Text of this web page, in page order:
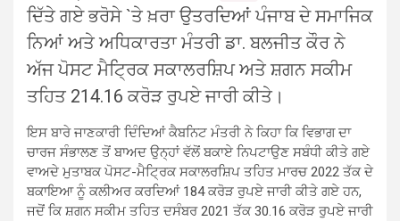
ਦਿੱਤੇ ਗਏ ਭਰੋਸੇ `ਤੇ ਖ਼ਰਾ ਉਤਰਦਿਆਂ ਪੰਜਾਬ ਦੇ ਸਮਾਜਿਕ
ਨਿਆਂ ਅਤੇ ਅਧਿਕਾਰਤਾ ਮੰਤਰੀ ਡਾ. ਬਲਜੀਤ ਕੌਰ ਨੇ
ਅੱਜ ਪੋਸਟ ਮੈਟ੍ਰਿਕ ਸਕਾਲਰਸ਼ਿਪ ਅਤੇ ਸ਼ਗਨ ਸਕੀਮ
ਤਹਿਤ 214.16 ਕਰੋੜ ਰੁਪਏ ਜਾਰੀ ਕੀਤੇ।
ਇਸ ਬਾਰੇ ਜਾਣਕਾਰੀ ਦਿੰਦਿਆਂ ਕੈਬਨਿਟ ਮੰਤਰੀ ਨੇ ਕਿਹਾ ਕਿ ਵਿਭਾਗ ਦਾ
ਚਾਰਜ ਸੰਭਾਲਣ ਤੋਂ ਬਾਅਦ ਉਨ੍ਹਾਂ ਵੱਲੋਂ ਬਕਾਏ ਨਿਪਟਾਉਣ ਸਬੰਧੀ ਕੀਤੇ ਗਏ
ਵਾਅਦੇ ਮੁਤਾਬਕ ਪੋਸਟ-ਮੈਟ੍ਰਿਕ ਸਕਾਲਰਸ਼ਿਪ ਤਹਿਤ ਮਾਰਚ 2022 ਤੱਕ ਦੇ
ਬਕਾਇਆ ਨੂੰ ਕਲੀਅਰ ਕਰਦਿਆਂ 184 ਕਰੋੜ ਰੁਪਏ ਜਾਰੀ ਕੀਤੇ ਗਏ ਹਨ,
ਜਦੋਂ ਕਿ ਸ਼ਗਨ ਸਕੀਮ ਤਹਿਤ ਦਸੰਬਰ 2021 ਤੱਕ 30.16 ਕਰੋੜ ਰੁਪਏ ਜਾਰੀ